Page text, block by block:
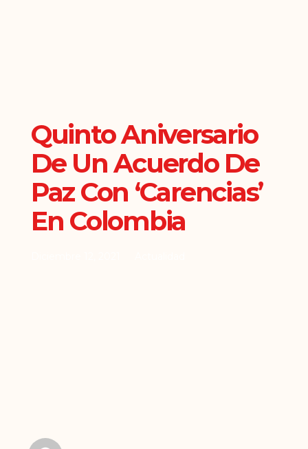
Quinto Aniversario
De Un Acuerdo De
Paz Con ‘carencias’
En Colombia